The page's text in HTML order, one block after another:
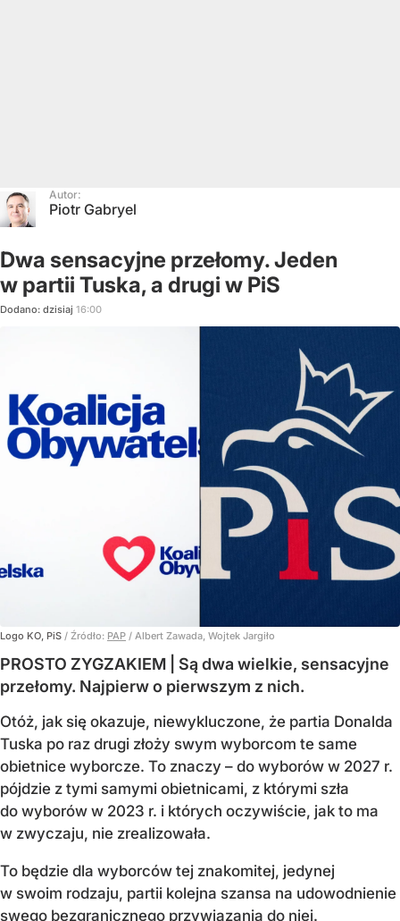
Autor:
Piotr Gabryel
Dwa sensacyjne przełomy. Jeden
w partii Tuska, a drugi w PiS
Dodano: dzisiaj 16:00
Logo KO, PiS / Źródło: PAP / Albert Zawada, Wojtek Jargiło
PROSTO ZYGZAKIEM | Są dwa wielkie, sensacyjne
przełomy. Najpierw o pierwszym z nich.
Otóż, jak się okazuje, niewykluczone, że partia Donalda
Tuska po raz drugi złoży swym wyborcom te same
obietnice wyborcze. To znaczy – do wyborów w 2027 r.
pójdzie z tymi samymi obietnicami, z którymi szła
do wyborów w 2023 r. i których oczywiście, jak to ma
w zwyczaju, nie zrealizowała.
To będzie dla wyborców tej znakomitej, jedynej
w swoim rodzaju, partii kolejna szansa na udowodnienie
swego bezgranicznego przywiązania do niej.